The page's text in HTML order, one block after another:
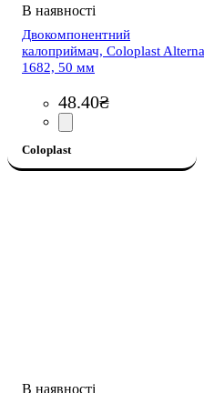
Двокомпонентний
калоприймач, Coloplast Alterna
1682, 50 мм
48.40₴
Coloplast